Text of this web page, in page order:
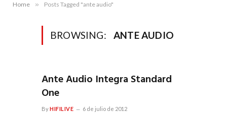
Home » Posts Tagged "ante audio"
BROWSING: ANTE AUDIO
Ante Audio Integra Standard
One
ByHIFILIVE 6 de julio de 2012